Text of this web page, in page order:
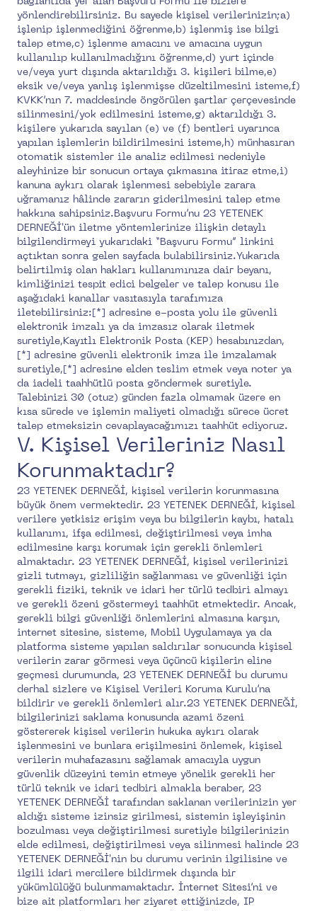
yönlendirebilirsiniz. Bu sayede kişisel verilerinizin;a)
işlenip işlenmediğini öğrenme,b) işlenmiş ise bilgi
talep etme,c) işlenme amacını ve amacına uygun
kullanılıp kullanılmadığını öğrenme,d) yurt içinde
ve/veya yurt dışında aktarıldığı 3. kişileri bilme,e)
eksik ve/veya yanlış işlenmişse düzeltilmesini isteme,f)
KVKK’nın 7. maddesinde öngörülen şartlar çerçevesinde
silinmesini/yok edilmesini isteme,g) aktarıldığı 3.
kişilere yukarıda sayılan (e) ve (f) bentleri uyarınca
yapılan işlemlerin bildirilmesini isteme,h) münhasıran
otomatik sistemler ile analiz edilmesi nedeniyle
aleyhinize bir sonucun ortaya çıkmasına itiraz etme,i)
kanuna aykırı olarak işlenmesi sebebiyle zarara
uğramanız hâlinde zararın giderilmesini talep etme
hakkına sahipsiniz.Başvuru Formu’nu 23 YETENEK
DERNEĞİ'ün iletme yöntemlerinize ilişkin detaylı
bilgilendirmeyi yukarıdaki “Başvuru Formu” linkini
açtıktan sonra gelen sayfada bulabilirsiniz.Yukarıda
belirtilmiş olan hakları kullanımınıza dair beyanı,
kimliğinizi tespit edici belgeler ve talep konusu ile
aşağıdaki kanallar vasıtasıyla tarafımıza
iletebilirsiniz:[*] adresine e-posta yolu ile güvenli
elektronik imzalı ya da imzasız olarak iletmek
suretiyle,Kayıtlı Elektronik Posta (KEP) hesabınızdan,
[*] adresine güvenli elektronik imza ile imzalamak
suretiyle,[*] adresine elden teslim etmek veya noter ya
da iadeli taahhütlü posta göndermek suretiyle.
Talebinizi 30 (otuz) günden fazla olmamak üzere en
kısa sürede ve işlemin maliyeti olmadığı sürece ücret
talep etmeksizin cevaplayacağımızı taahhüt ediyoruz.
V. Kişisel Verileriniz Nasıl
Korunmaktadır?
23 YETENEK DERNEĞİ, kişisel verilerin korunmasına
büyük önem vermektedir. 23 YETENEK DERNEĞİ, kişisel
verilere yetkisiz erişim veya bu bilgilerin kaybı, hatalı
kullanımı, ifşa edilmesi, değiştirilmesi veya imha
edilmesine karşı korumak için gerekli önlemleri
almaktadır. 23 YETENEK DERNEĞİ, kişisel verilerinizi
gizli tutmayı, gizliliğin sağlanması ve güvenliği için
gerekli fiziki, teknik ve idari her türlü tedbiri almayı
ve gerekli özeni göstermeyi taahhüt etmektedir. Ancak,
gerekli bilgi güvenliği önlemlerini almasına karşın,
internet sitesine, sisteme, Mobil Uygulamaya ya da
platforma sisteme yapılan saldırılar sonucunda kişisel
verilerin zarar görmesi veya üçüncü kişilerin eline
geçmesi durumunda, 23 YETENEK DERNEĞİ bu durumu
derhal sizlere ve Kişisel Verileri Koruma Kurulu’na
bildirir ve gerekli önlemleri alır.23 YETENEK DERNEĞİ,
bilgilerinizi saklama konusunda azami özeni
göstererek kişisel verilerin hukuka aykırı olarak
işlenmesini ve bunlara erişilmesini önlemek, kişisel
verilerin muhafazasını sağlamak amacıyla uygun
güvenlik düzeyini temin etmeye yönelik gerekli her
türlü teknik ve idari tedbiri almakla beraber, 23
YETENEK DERNEĞİ tarafından saklanan verilerinizin yer
aldığı sisteme izinsiz girilmesi, sistemin işleyişinin
bozulması veya değiştirilmesi suretiyle bilgilerinizin
elde edilmesi, değiştirilmesi veya silinmesi halinde 23
YETENEK DERNEĞİ'nin bu durumu verinin ilgilisine ve
ilgili idari mercilere bildirmek dışında bir
yükümlülüğü bulunmamaktadır. İnternet Sitesi’ni ve
bize ait platformları her ziyaret ettiğinizde, IP